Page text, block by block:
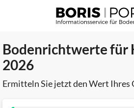
Bodenrichtwerte für
2026
Ermitteln Sie jetzt den Wert Ihres